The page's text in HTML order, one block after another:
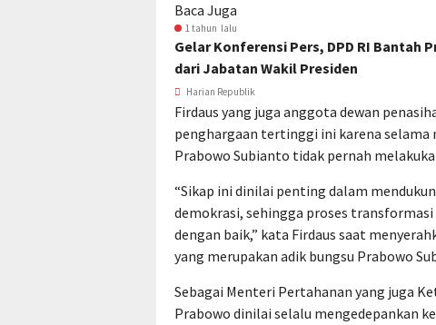
Baca Juga
1 tahun lalu
Gelar Konferensi Pers, DPD RI Bantah
dari Jabatan Wakil Presiden
Harian Republik
Firdaus yang juga anggota dewan
penghargaan tertinggi ini karena
Prabowo Subianto tidak pernah
“Sikap ini dinilai penting dalam
demokrasi, sehingga proses
dengan baik,” kata Firdaus saat
yang merupakan adik bungsu Prabowo
Sebagai Menteri Pertahanan yang juga
Prabowo dinilai selalu mengedepankan